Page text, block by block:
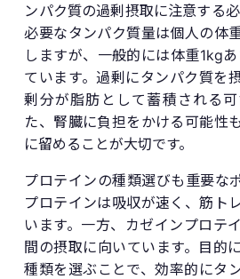
ンパク質の過剰摂取に注意する
必要なタンパク質量は個人の体
しますが、一般的には体重1kg
ています。過剰にタンパク質を
剰分が脂肪として蓄積される
た、腎臓に負担をかける可能性
に留めることが大切です。
プロテインの種類選びも重要な
プロテインは吸収が速く、筋ト
います。一方、カゼインプロテ
間の摂取に向いています。目的
種類を選ぶことで、効率的にタ